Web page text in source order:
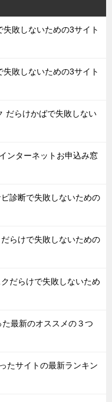
失敗しないための3サイト
失敗しないための3サイト
だらけかばで失敗しない
ンターネットお申込み窓
診断で失敗しないための
らけで失敗しないための
だらけで失敗しないため
最新のオススメの３つ
たサイトの最新ランキン